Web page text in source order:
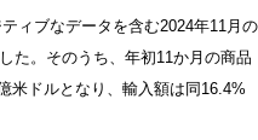
ィブなデータを含む2024年11月の
た。そのうち、年初11か月の商品
米ドルとなり、輸入額は同16.4%